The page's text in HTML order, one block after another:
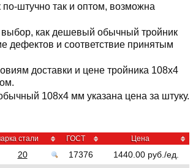
штучно так и оптом, возможна
как дешевый обычный тройник
дефектов и соответствие принятым
доставки и цене тройника 108x4
108x4 мм указана цена за штуку.
стали ГОСТ Цена
20 17376
1440.00 руб./ед.